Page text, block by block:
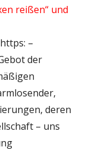
reißen“ und
–
der
deren
– uns